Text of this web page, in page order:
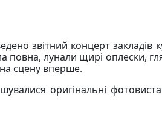
звітний концерт закладів
повна, лунали щирі оплески,
сцену вперше.
оригінальні